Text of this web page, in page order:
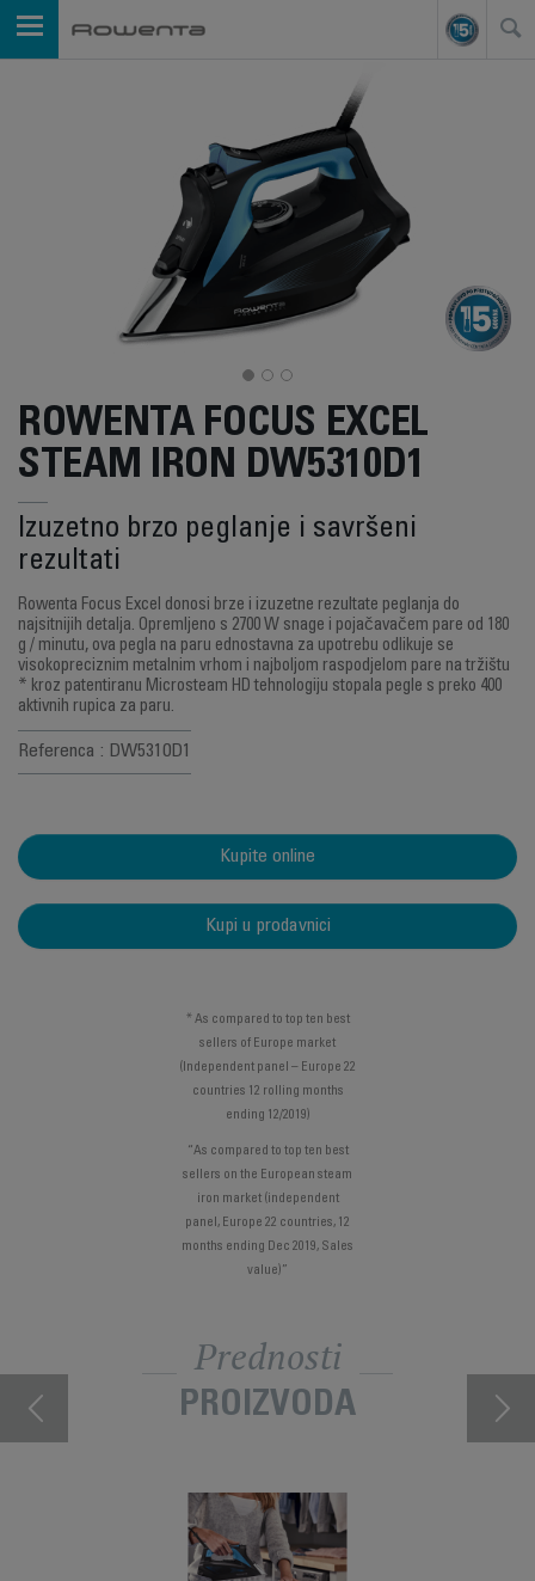
ROWENTA FOCUS EXCEL
STEAM IRON DW5310D1
Izuzetno brzo peglanje i savršeni
rezultati
Rowenta Focus Excel donosi brze i izuzetne rezultate peglanja do
najsitnijih detalja. Opremljeno s 2700 W snage i pojačavačem pare od 180
g / minutu, ova pegla na paru ednostavna za upotrebu odlikuje se
visokopreciznim metalnim vrhom i najboljom raspodjelom pare na tržištu
* kroz patentiranu Microsteam HD tehnologiju stopala pegle s preko 400
aktivnih rupica za paru.
Referenca : DW5310D1
Kupite online
Kupi u prodavnici
* As compared to top ten best
sellers of Europe market
(Independent panel – Europe 22
countries 12 rolling months
ending 12/2019)
“As compared to top ten best
sellers on the European steam
iron market (independent
panel, Europe 22 countries, 12
months ending Dec 2019, Sales
value)”
Prednosti
PROIZVODA